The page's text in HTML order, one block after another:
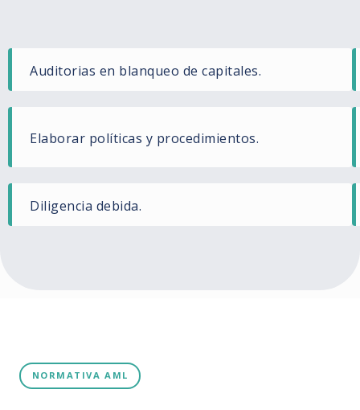
Auditorias en blanqueo de capitales.
Elaborar políticas y procedimientos.
Diligencia debida.
NORMATIVA AML